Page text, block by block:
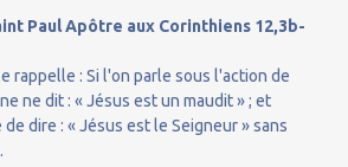
Paul Apôtre aux Corinthiens 12,3b-
rappelle : Si l'on parle sous l'action de
ne dit : « Jésus est un maudit » ; et
dire : « Jésus est le Seigneur » sans